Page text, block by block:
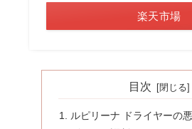
楽天市場
目次
ルピリーナ ドライヤーの